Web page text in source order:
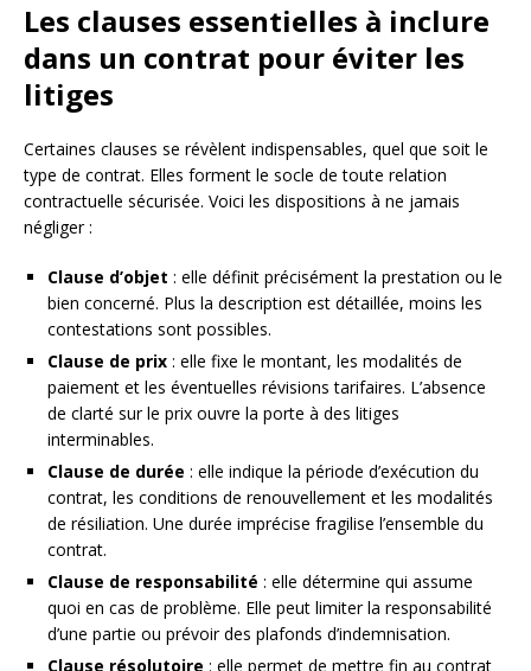
Les clauses essentielles à inclure
dans un contrat pour éviter les
litiges
Certaines clauses se révèlent indispensables, quel que soit le
type de contrat. Elles forment le socle de toute relation
contractuelle sécurisée. Voici les dispositions à ne jamais
négliger :
Clause d’objet : elle définit précisément la prestation ou le
bien concerné. Plus la description est détaillée, moins les
contestations sont possibles.
Clause de prix : elle fixe le montant, les modalités de
paiement et les éventuelles révisions tarifaires. L’absence
de clarté sur le prix ouvre la porte à des litiges
interminables.
Clause de durée : elle indique la période d’exécution du
contrat, les conditions de renouvellement et les modalités
de résiliation. Une durée imprécise fragilise l’ensemble du
contrat.
Clause de responsabilité : elle détermine qui assume
quoi en cas de problème. Elle peut limiter la responsabilité
d’une partie ou prévoir des plafonds d’indemnisation.
Clause résolutoire : elle permet de mettre fin au contrat